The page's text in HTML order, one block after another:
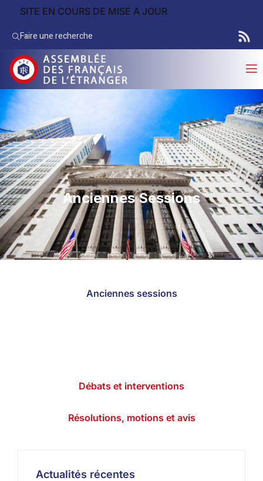
SITE EN COURS DE MISE A JOUR
Faire une recherche
Anciennes Sessions
Anciennes sessions
Débats et interventions
Résolutions, motions et avis
Actualités récentes